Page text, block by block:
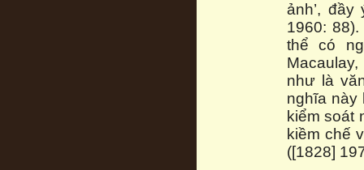
ảnh’,
1960:
thể có
như là
nghĩa này
kiểm soát
kiềm chế
([1828]